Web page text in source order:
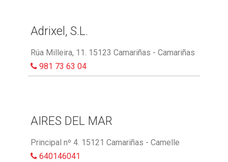
Adrixel, S.L.
Rúa Milleira, 11. 15123 Camariñas - Camariñas
981 73 63 04
AIRES DEL MAR
Principal nº 4. 15121 Camariñas - Camelle
640146041